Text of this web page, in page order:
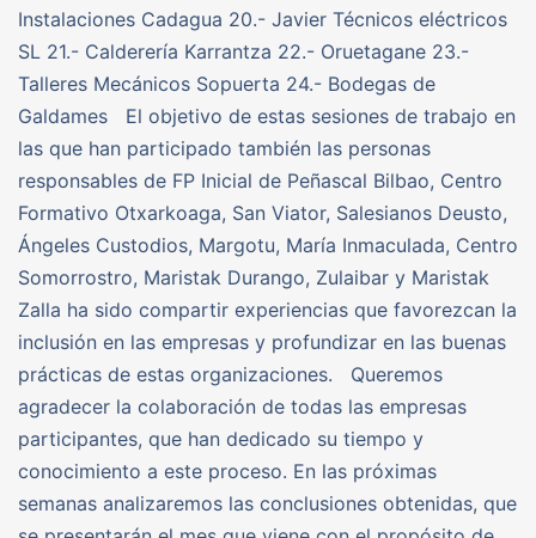
Instalaciones Cadagua 20.- Javier Técnicos eléctricos
SL 21.- Calderería Karrantza 22.- Oruetagane 23.-
Talleres Mecánicos Sopuerta 24.- Bodegas de
Galdames El objetivo de estas sesiones de trabajo en
las que han participado también las personas
responsables de FP Inicial de Peñascal Bilbao, Centro
Formativo Otxarkoaga, San Viator, Salesianos Deusto,
Ángeles Custodios, Margotu, María Inmaculada, Centro
Somorrostro, Maristak Durango, Zulaibar y Maristak
Zalla ha sido compartir experiencias que favorezcan la
inclusión en las empresas y profundizar en las buenas
prácticas de estas organizaciones. Queremos
agradecer la colaboración de todas las empresas
participantes, que han dedicado su tiempo y
conocimiento a este proceso. En las próximas
semanas analizaremos las conclusiones obtenidas, que